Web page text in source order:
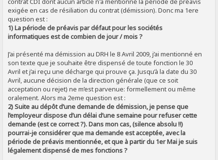
exigée en cas de résiliation du contrat (démission). Donc ma 1ere
question est :
1) La période de préavis par défaut pour les sociétés
informatiques est de combien de jour / mois ?
J’ai présenté ma démission au DRH le 8 Avril 2009, j’ai mentionné en
son texte que je souhaite être dispensé de toute fonction le 30
Avril et j’ai reçu une décharge qui prouve ça. Jusqu’à la date du 30
Avril, aucune décision de la direction générale (que ce soit
acceptation ou rejet) ne m’est parvenue: formellement ou même
oralement. Alors ma 2eme question est :
2) Suite au dépôt d’une demande de démission, je pense que
l’employeur dispose d’un délai d’une semaine pour refuser cette
demande (est ce correct ?). Dans mon cas, (silence absolu !!)
pourrai-je considérer que ma demande est acceptée, avec la
période de préavis mentionnée, et que à partir du 1er Mai je suis
légalement dispensé de mes fonctions ?